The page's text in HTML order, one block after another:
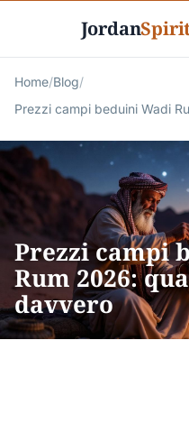
Jordan
Home/Blog/
Prezzi campi beduini Wadi
Prezzi campi
Rum 2026:
davvero